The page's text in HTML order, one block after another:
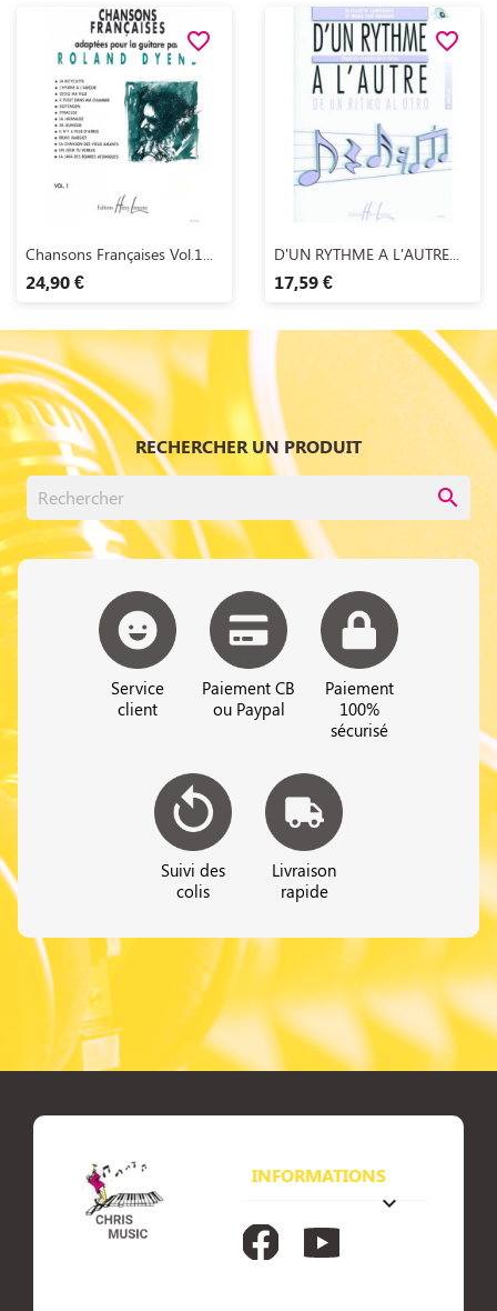
 Aperçu rapide
Chansons Françaises Vol.1...
24,90 €
favorite_border
Aperçu rapide
D'UN RYTHME A L'AUTRE...
17,59 €
favorite_border
RECHERCHER UN PRODUIT
search
Service
client
Paiement CB
ou Paypal
Paiement
100%
sécurisé
Suivi des
colis
Livraison
rapide
INFORMATIONS
keyboard_arrow_down
FacebookYouTube